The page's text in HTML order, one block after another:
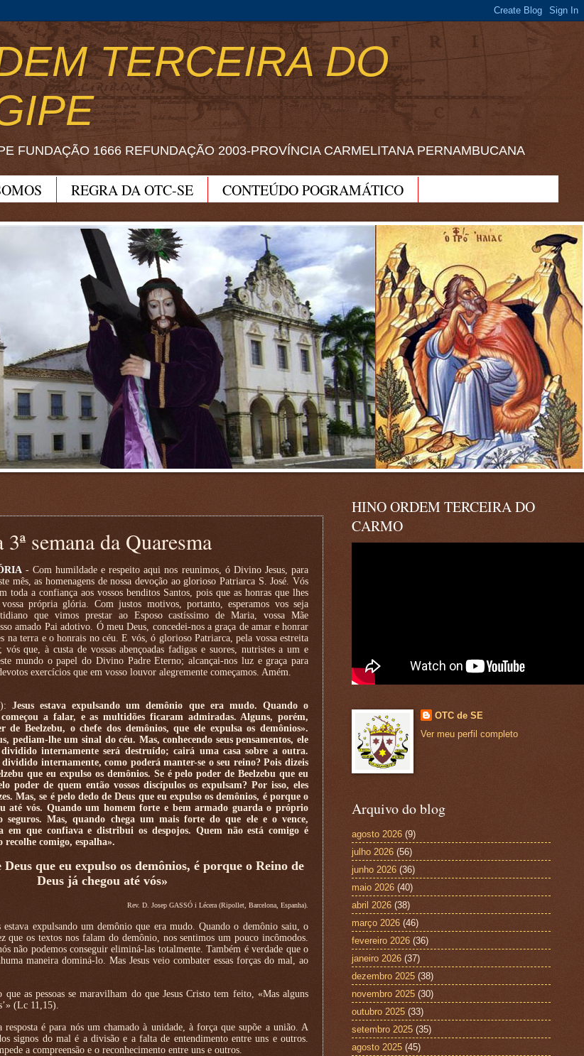
TERCEIRA DO
FUNDAÇÃO 1666 REFUNDAÇÃO 2003-PROVÍNCIA CARMELITANA PERNAMBUCANA
REGRA DA OTC-SE
CONTEÚDO POGRAMÁTICO
semana da Quaresma
- Com humildade e respeito aqui nos reunimos, ó Divino Jesus, para
mês, as homenagens de nossa devoção ao glorioso Patriarca S. José. Vós
toda a confiança aos vossos benditos Santos, pois que as honras que lhes
própria glória. Com justos motivos, portanto, esperamos vos seja
que vimos prestar ao Esposo castíssimo de Maria, vossa Mãe
amado Pai adotivo. Ó meu Deus, concedei-nos a graça de amar e honrar
na terra e o honrais no céu. E vós, ó glorioso Patriarca, pela vossa estreita
que, à custa de vossas abençoadas fadigas e suores, nutristes a um e
mundo o papel do Divino Padre Eterno; alcançai-nos luz e graça para
exercícios que em vosso louvor alegremente começamos. Amém.
Jesus estava expulsando um demônio que era mudo. Quando o
a falar, e as multidões ficaram admiradas. Alguns, porém,
de Beelzebu, o chefe dos demônios, que ele expulsa os demônios».
pediam-lhe um sinal do céu. Mas, conhecendo seus pensamentos, ele
dividido internamente será destruído; cairá uma casa sobre a outra.
dividido internamente, como poderá manter-se o seu reino? Pois dizeis
que eu expulso os demônios. Se é pelo poder de Beelzebu que eu
poder de quem então vossos discípulos os expulsam? Por isso, eles
Mas, se é pelo dedo de Deus que eu expulso os demônios, é porque o
até vós. Quando um homem forte e bem armado guarda o próprio
seguros. Mas, quando chega um mais forte do que ele e o vence,
em que confiava e distribui os despojos. Quem não está comigo é
comigo, espalha».
Deus que eu expulso os demônios, é porque o Reino de
Deus já chegou até vós»
Rev. D. Josep GASSÓ i Lécera (Ripollet, Barcelona, Espanha).
expulsando um demônio que era mudo. Quando o demônio saiu, o
os textos nos falam do demônio, nos sentimos um pouco incômodos.
não podemos conseguir eliminá-las totalmente. Também é verdade que o
maneira dominá-lo. Mas Jesus veio combater essas forças do mal, ao
as pessoas se maravilham do que Jesus Cristo tem feito, «Mas alguns
(Lc 11,15).
é para nós um chamado à unidade, à força que supõe a união. A
signos do mal é a divisão e a falta de entendimento entre uns e outros.
a compreensão e o reconhecimento entre uns e outros.
HINO ORDEM TERCEIRA DO
CARMO
OTC de SE
Ver meu perfil completo
Arquivo do blog
agosto 2026 (9)
julho 2026 (56)
junho 2026 (36)
maio 2026 (40)
abril 2026 (38)
março 2026 (46)
fevereiro 2026 (36)
janeiro 2026 (37)
dezembro 2025 (38)
novembro 2025 (30)
outubro 2025 (33)
setembro 2025 (35)
agosto 2025 (45)